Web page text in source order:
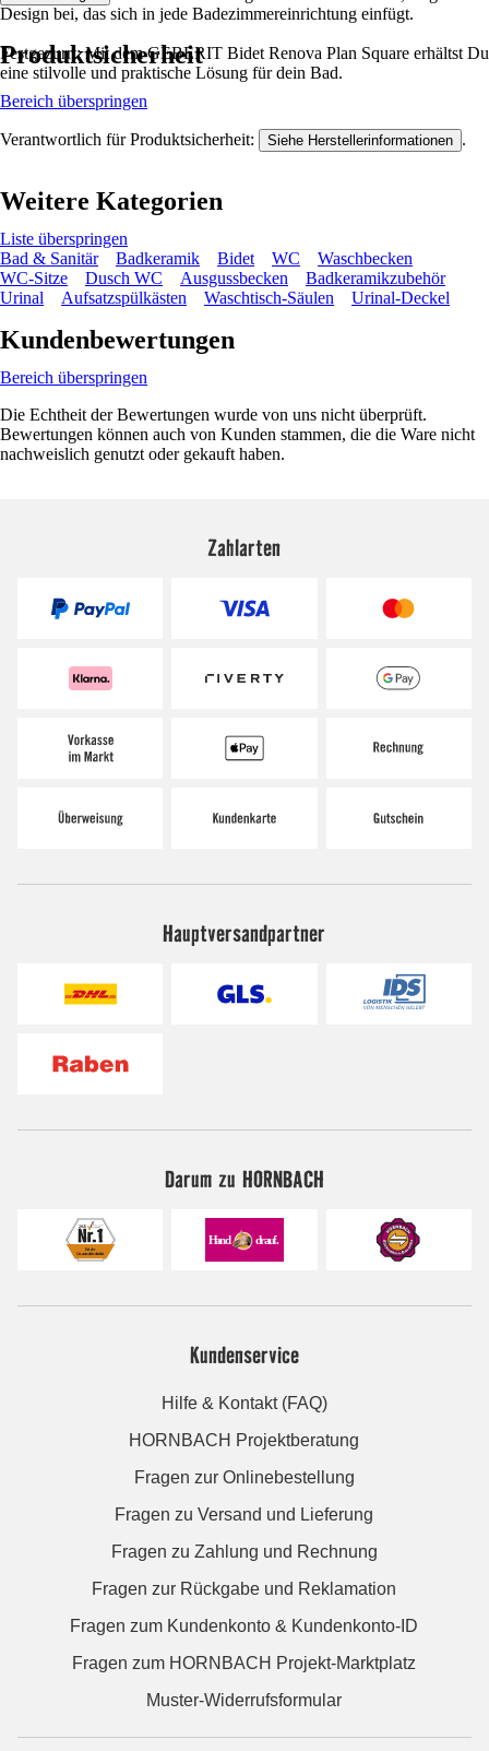
Design bei, das sich in jede Badezimmereinrichtung einfügt.
Festgezurrt: Mit dem GEBERIT Bidet Renova Plan Square erhältst Du
eine stilvolle und praktische Lösung für dein Bad.
Produktsicherheit
Bereich überspringen
Verantwortlich für Produktsicherheit: Siehe Herstellerinformationen .
Weitere Kategorien
Liste überspringen
Bad & Sanitär
Badkeramik Bidet WC
Waschbecken
WC-Sitze
Dusch WC Ausgussbecken
Badkeramikzubehör
Urinal
Aufsatzspülkästen Waschtisch-Säulen Urinal-Deckel
Kundenbewertungen
Bereich überspringen
Die Echtheit der Bewertungen wurde von uns nicht überprüft.
Bewertungen können auch von Kunden stammen, die die Ware nicht
nachweislich genutzt oder gekauft haben.
Zahlarten
Hauptversandpartner
Darum zu HORNBACH
Kundenservice
Hilfe & Kontakt (FAQ)
HORNBACH Projektberatung
Fragen zur Onlinebestellung
Fragen zu Versand und Lieferung
Fragen zu Zahlung und Rechnung
Fragen zur Rückgabe und Reklamation
Fragen zum Kundenkonto & Kundenkonto-ID
Fragen zum HORNBACH Projekt-Marktplatz
Muster-Widerrufsformular